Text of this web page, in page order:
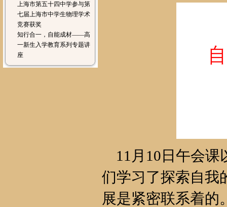
上海市第五十四中学参与第
七届上海市中学生物理学术
竞赛获奖
知行合一，自能成材——高
一新生入学教育系列专题讲
座
11月10日午会课
们学习了探索自我
展是紧密联系着的